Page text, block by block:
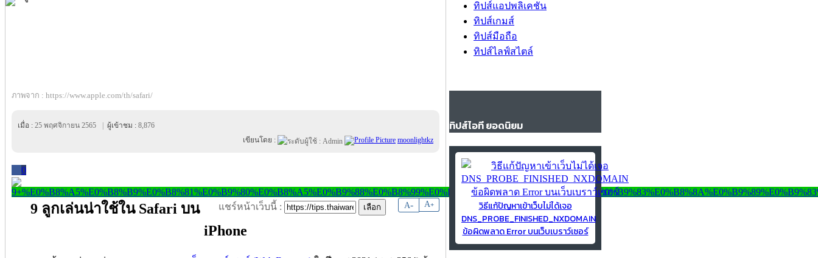
ภาพจาก : https://www.apple.com/th/safari/
เมื่อ : 25 พฤศจิกายน 2565 ผู้เข้าชม : 8,876
เขียนโดย :
moonlightkz
0
A- A+
แชร์หน้าเว็บนี้ :
9 ลูกเล่นน่าใช้ใน Safari บน
iPhone
ทิปส์แอปพลิเคชัน
ทิปส์เกมส์
ทิปส์มือถือ
ทิปส์ไลฟ์สไตล์
ทิปส์ไอที ยอดนิยม
วิธีแก้ปัญหาเข้าเว็บไม่ได้เจอ
DNS_PROBE_FINISHED_NXDOMAIN
ข้อผิดพลาด Error บนเว็บเบราว์เซอร์